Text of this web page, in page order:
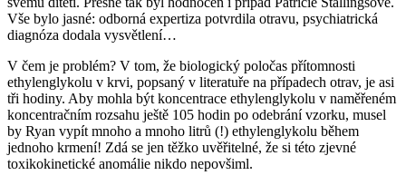
Vše bylo jasné: odborná expertiza potvrdila otravu, psychiatrická
diagnóza dodala vysvětlení…
V čem je problém? V tom, že biologický poločas přítomnosti
ethylenglykolu v krvi, popsaný v literatuře na případech otrav, je asi
tři hodiny. Aby mohla být koncentrace ethylenglykolu v naměřeném
koncentračním rozsahu ještě 105 hodin po odebrání vzorku, musel
by Ryan vypít mnoho a mnoho litrů (!) ethylenglykolu během
jednoho krmení! Zdá se jen těžko uvěřitelné, že si této zjevné
toxikokinetické anomálie nikdo nepovšiml.